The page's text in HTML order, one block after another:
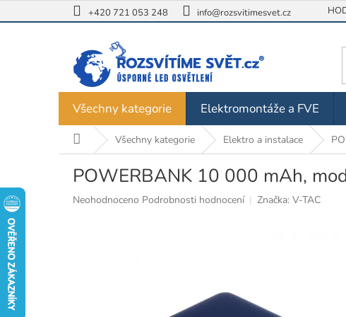
na
+420 721 053 248 info@rozsvitimesvet.cz
Všechny kategorie Elektromontáže a FVE
Domů Všechny kategorie Elektro a instalace
POWERBANK 10 000 mAh,
Průměrné
Neohodnoceno Podrobnosti hodnocení Značka: V-TAC